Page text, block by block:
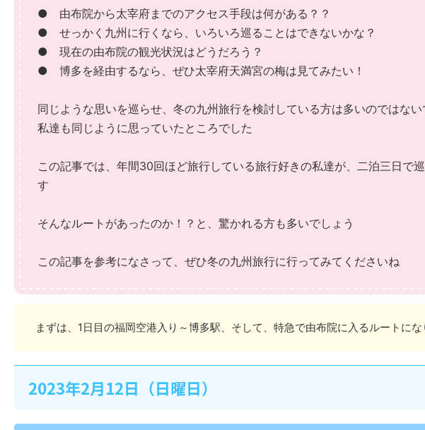
● 由布院から太宰府までのアクセス手段は何がある？？
● せっかく九州に行くなら、いろいろ巡ることはできないかな？
● 現在の由布院の観光状況はどうだろう？
● 博多を経由するなら、ぜひ太宰府天満宮の梅は見てみたい！
同じような思いを巡らせ、冬の九州旅行を検討している方は多いのではない
私達も同じように思っていたところでした
この記事では、年間30回ほど旅行している旅行好きの私達が、二泊三日で
す
そんなルートがあったのか！？と、驚かれる方も多いでしょう
この記事を参考になさって、ぜひ冬の九州旅行に行ってみてくださいね
まずは、1日目の福岡空港入り～博多駅、そして、特急で由布院に入るルートにな
2023年2月12日（日曜日）